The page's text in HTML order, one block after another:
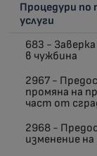
Процедури по
услуги
683 -
в чужбина
2967 -
промяна на
част от
2968 -
изменение